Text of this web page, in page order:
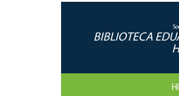
BIBLIOTECA